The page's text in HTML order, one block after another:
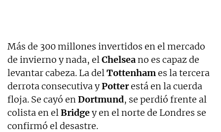
Más de 300 millones invertidos en el mercado
de invierno y nada, elChelseano es capaz de
levantar cabeza. La delTottenhames la tercera
derrota consecutiva yPotterestá en la cuerda
floja. Se cayó enDortmund, se perdió frente al
colista en elBridgey en el norte de Londres se
confirmó el desastre.